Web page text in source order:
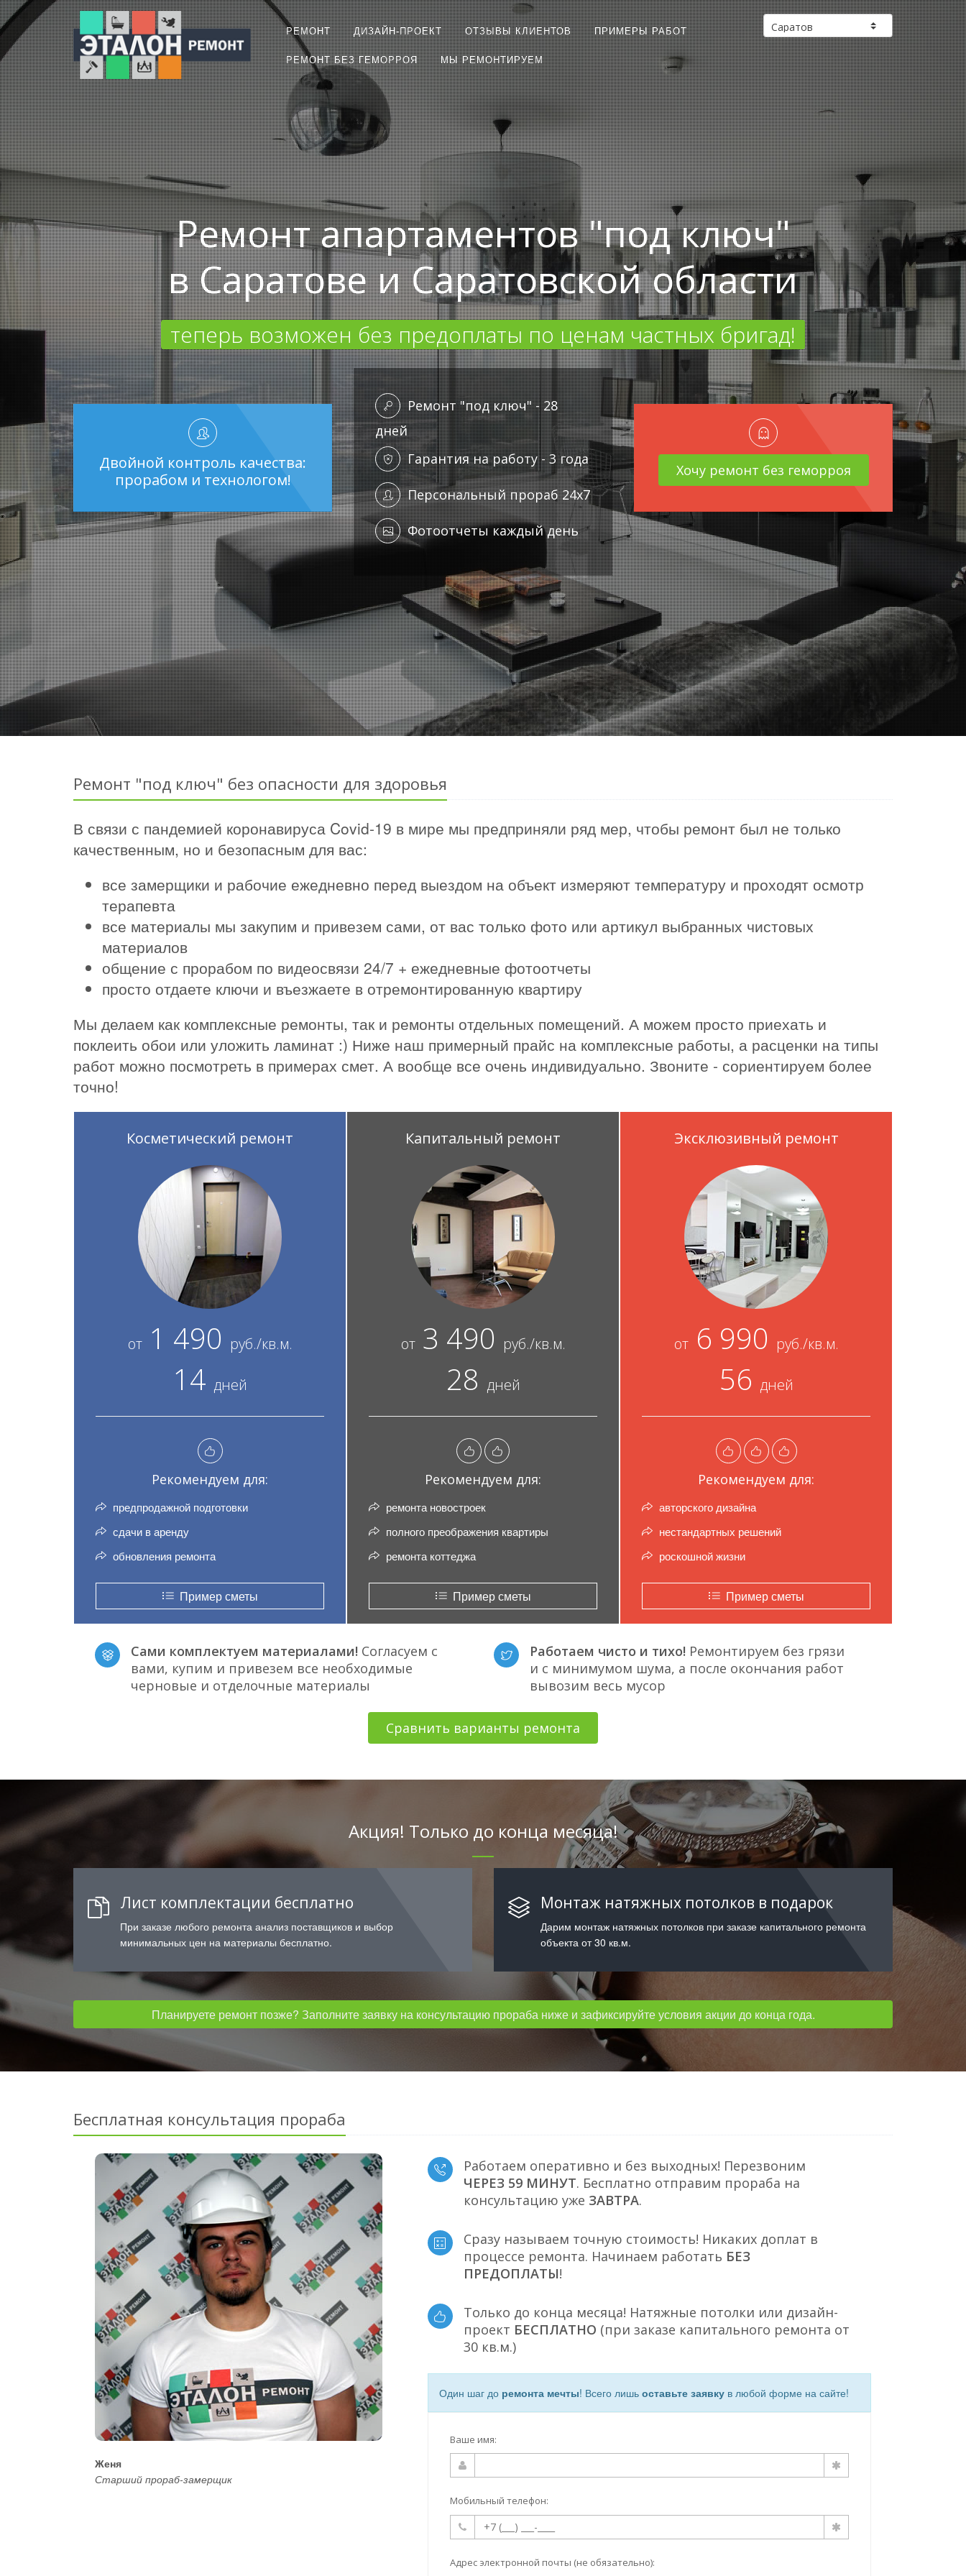
РЕМОНТ ДИЗАЙН-ПРОЕКТ ОТЗЫВЫ КЛИЕНТОВ ПРИМЕРЫ РАБОТ
РЕМОНТ БЕЗ ГЕМОРРОЯ МЫ РЕМОНТИРУЕМ
Ремонт апартаментов "под ключ"
в Саратове и Саратовской области
теперь возможен без предоплаты по ценам частных бригад!
Двойной контроль качества:
прорабом и технологом!
Ремонт "под ключ" - 28
дней
Гарантия на работу - 3 года
Персональный прораб 24x7
Фотоотчеты каждый день
Хочу ремонт без геморроя
Ремонт "под ключ" без опасности для здоровья
В связи с пандемией коронавируса Covid-19 в мире мы предприняли ряд мер, чтобы ремонт был не только
качественным, но и безопасным для вас:
все замерщики и рабочие ежедневно перед выездом на объект измеряют температуру и проходят осмотр
терапевта
все материалы мы закупим и привезем сами, от вас только фото или артикул выбранных чистовых
материалов
общение с прорабом по видеосвязи 24/7 + ежедневные фотоотчеты
просто отдаете ключи и въезжаете в отремонтированную квартиру
Мы делаем как комплексные ремонты, так и ремонты отдельных помещений. А можем просто приехать и
поклеить обои или уложить ламинат :) Ниже наш примерный прайс на комплексные работы, а расценки на типы
работ можно посмотреть в примерах смет. А вообще все очень индивидуально. Звоните - сориентируем более
точно!
Косметический ремонт
от1 490 руб./кв.м.
14 дней
Рекомендуем для:
предпродажной подготовки
сдачи в аренду
обновления ремонта
Пример сметы
Капитальный ремонт
от3 490 руб./кв.м.
28 дней
Рекомендуем для:
ремонта новостроек
полного преображения квартиры
ремонта коттеджа
Пример сметы
Эксклюзивный ремонт
от6 990 руб./кв.м.
56 дней
Рекомендуем для:
авторского дизайна
нестандартных решений
роскошной жизни
Пример сметы
Сами комплектуем материалами! Согласуем с
вами, купим и привезем все необходимые
черновые и отделочные материалы
Работаем чисто и тихо! Ремонтируем без грязи
и с минимумом шума, а после окончания работ
вывозим весь мусор
Сравнить варианты ремонта
Акция! Только до конца месяца!
Лист комплектации бесплатно
При заказе любого ремонта анализ поставщиков и выбор
минимальных цен на материалы бесплатно.
Монтаж натяжных потолков в подарок
Дарим монтаж натяжных потолков при заказе капитального ремонта
объекта от 30 кв.м.
Планируете ремонт позже? Заполните заявку на консультацию прораба ниже и зафиксируйте условия акции до конца года.
Бесплатная консультация прораба
Женя
Старший прораб-замерщик
Работаем оперативно и без выходных! Перезвоним
ЧЕРЕЗ 59 МИНУТ. Бесплатно отправим прораба на
консультацию уже ЗАВТРА.
Сразу называем точную стоимость! Никаких доплат в
процессе ремонта. Начинаем работать БЕЗ
ПРЕДОПЛАТЫ!
Только до конца месяца! Натяжные потолки или дизайн-
проект БЕСПЛАТНО (при заказе капитального ремонта от
30 кв.м.)
Один шаг до ремонта мечты! Всего лишь оставьте заявкув любой форме на сайте!
Ваше имя:
Мобильный телефон:
Адрес электронной почты (не обязательно):